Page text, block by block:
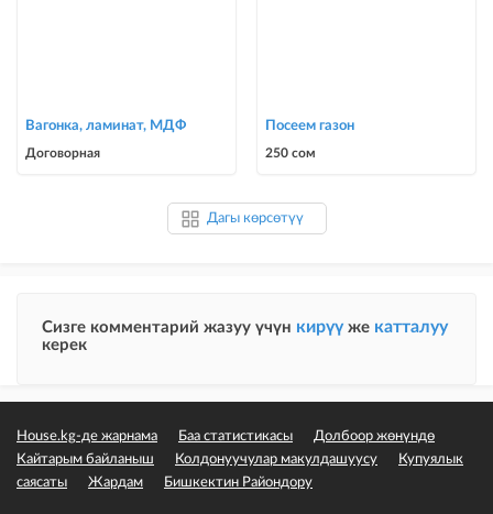
Вагонка, ламинат, МДФ
Договорная
Посеем газон
250 сом
Дагы көрсөтүү
Сизге комментарий жазуу үчүн кирүү же катталуу
керек
House.kg-де жарнама Баа статистикасы
Долбоор жөнүндө
Кайтарым байланыш
Колдонуучулар макулдашуусу
Купуялык
саясаты
Жардам Бишкектин Райондору